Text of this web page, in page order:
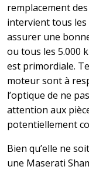
remplacement
intervient tous les
assurer une
ou tous les 5.000
est primordiale.
moteur sont à
l’optique de ne
attention aux
potentiellement
Bien qu’elle ne
une Maserati